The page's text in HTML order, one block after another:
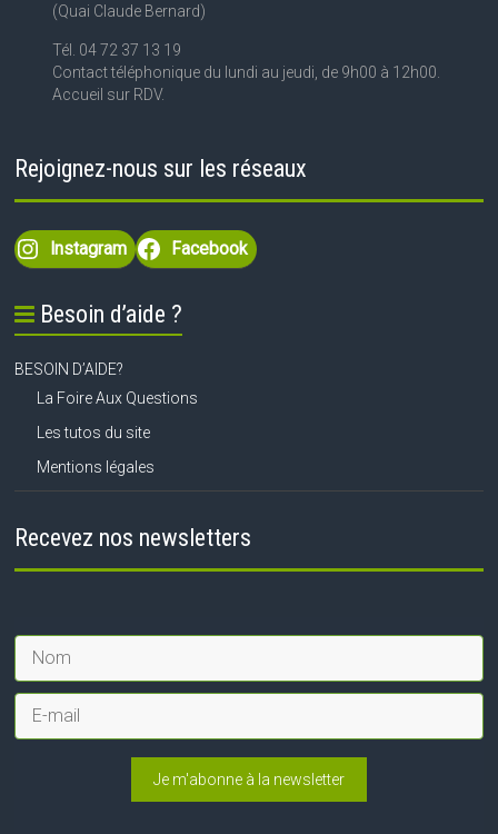
(Quai Claude Bernard)
Tél. 04 72 37 13 19
Contact téléphonique du lundi au jeudi, de 9h00 à 12h00.
Accueil sur RDV.
Rejoignez-nous sur les réseaux
Instagram Facebook
Besoin d’aide ?
BESOIN D’AIDE?
La Foire Aux Questions
Les tutos du site
Mentions légales
Recevez nos newsletters
Je m'abonne à la newsletter